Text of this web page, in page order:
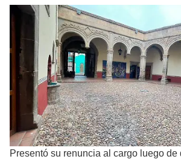
Presentó su renuncia al cargo luego de